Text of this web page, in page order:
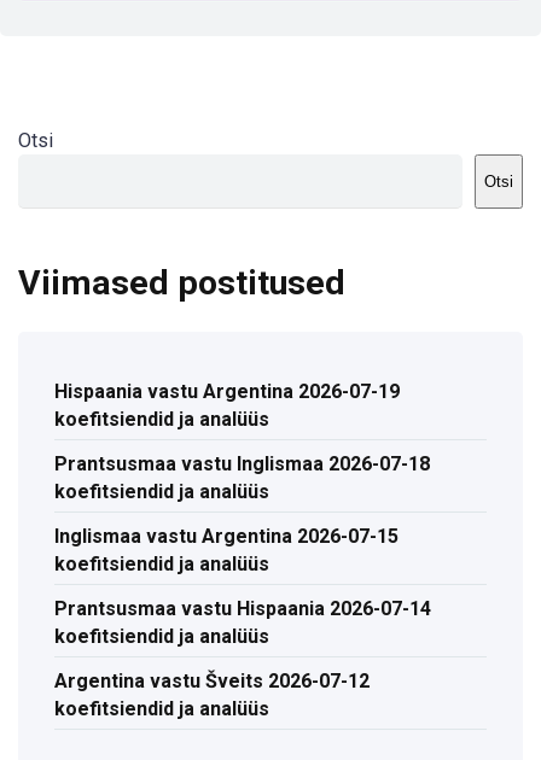
Otsi
Otsi
Viimased postitused
Hispaania vastu Argentina 2026-07-19
koefitsiendid ja analüüs
Prantsusmaa vastu Inglismaa 2026-07-18
koefitsiendid ja analüüs
Inglismaa vastu Argentina 2026-07-15
koefitsiendid ja analüüs
Prantsusmaa vastu Hispaania 2026-07-14
koefitsiendid ja analüüs
Argentina vastu Šveits 2026-07-12
koefitsiendid ja analüüs